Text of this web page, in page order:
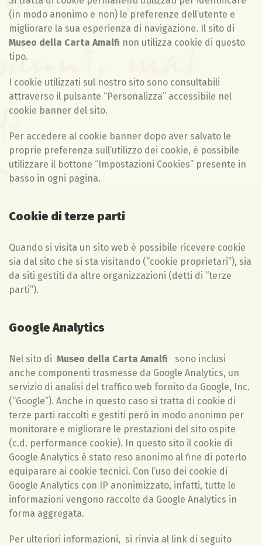
(in modo anonimo e non) le preferenze dell’utente e
migliorare la sua esperienza di navigazione. Il sito di
Museo della Carta Amalfi non utilizza cookie di questo
tipo.
I cookie utilizzati sul nostro sito sono consultabili
attraverso il pulsante “Personalizza” accessibile nel
cookie banner del sito.
Per accedere al cookie banner dopo aver salvato le
proprie preferenza sull’utilizzo dei cookie, è possibile
utilizzare il bottone “Impostazioni Cookies” presente in
basso in ogni pagina.
Cookie di terze parti
Quando si visita un sito web è possibile ricevere cookie
sia dal sito che si sta visitando (“cookie proprietari”), sia
da siti gestiti da altre organizzazioni (detti di “terze
parti”).
Google Analytics
Nel sito di Museo della Carta Amalfi sono inclusi
anche componenti trasmesse da Google Analytics, un
servizio di analisi del traffico web fornito da Google, Inc.
(“Google”). Anche in questo caso si tratta di cookie di
terze parti raccolti e gestiti però in modo anonimo per
monitorare e migliorare le prestazioni del sito ospite
(c.d. performance cookie). In questo sito il cookie di
Google Analytics è stato reso anonimo al fine di poterlo
equiparare ai cookie tecnici. Con l’uso dei cookie di
Google Analytics con IP anonimizzato, infatti, tutte le
informazioni vengono raccolte da Google Analytics in
forma aggregata.
Per ulteriori informazioni, si rinvia al link di seguito